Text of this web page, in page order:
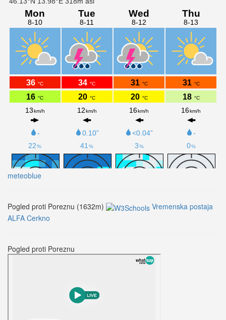
meteoblue
Pogled proti Poreznu (1632m)
Vremenska postaja
ALFA Cerkno
Pogled proti Poreznu